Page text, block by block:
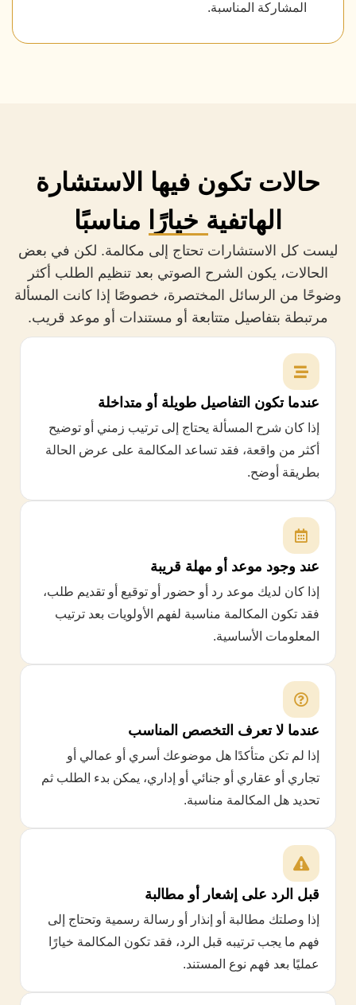
المشاركة المناسبة.
حالات تكون فيها الاستشارة
الهاتفية خيارًا مناسبًا
ليست كل الاستشارات تحتاج إلى مكالمة. لكن في بعض
الحالات، يكون الشرح الصوتي بعد تنظيم الطلب أكثر
وضوحًا من الرسائل المختصرة، خصوصًا إذا كانت المسألة
مرتبطة بتفاصيل متتابعة أو مستندات أو موعد قريب.
عندما تكون التفاصيل طويلة أو متداخلة
إذا كان شرح المسألة يحتاج إلى ترتيب زمني أو توضيح
أكثر من واقعة، فقد تساعد المكالمة على عرض الحالة
بطريقة أوضح.
عند وجود موعد أو مهلة قريبة
إذا كان لديك موعد رد أو حضور أو توقيع أو تقديم طلب،
فقد تكون المكالمة مناسبة لفهم الأولويات بعد ترتيب
المعلومات الأساسية.
عندما لا تعرف التخصص المناسب
إذا لم تكن متأكدًا هل موضوعك أسري أو عمالي أو
تجاري أو عقاري أو جنائي أو إداري، يمكن بدء الطلب ثم
تحديد هل المكالمة مناسبة.
قبل الرد على إشعار أو مطالبة
إذا وصلتك مطالبة أو إنذار أو رسالة رسمية وتحتاج إلى
فهم ما يجب ترتيبه قبل الرد، فقد تكون المكالمة خيارًا
عمليًا بعد فهم نوع المستند.